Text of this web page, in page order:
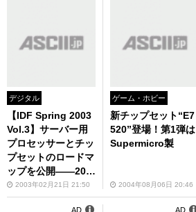
デジタル
【IDF Spring 2003
Vol.3】サーバー用
プロセッサーとチッ
プセットのロードマ
ップを公開――200
5年には90nmプロ
セスのItanium2“M
2003年02月21日 21:50
ゲーム・ホビー
新チップセット“E7
520”登場！第1弾は
Supermicro製
2004年08月06日 20:46
AD AD